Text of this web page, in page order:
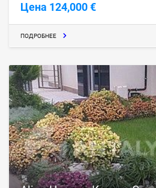
Цена 124,000 €
ПОДРОБНЕЕ